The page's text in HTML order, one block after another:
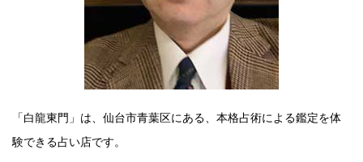
「白龍東門」は、仙台市青葉区にある、本格占術による鑑定を体
験できる占い店です。